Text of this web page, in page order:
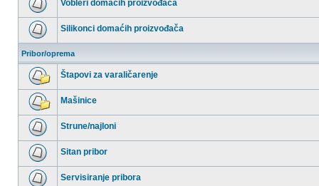
postova
Nema
nepročitanih
postova
Vobleri domaćih proizvođača
Nema
postova
Silikonci domaćih proizvođača
Pribor/oprema
Nema
nepročitanih
postova
Štapovi za varaličarenje
Nema
nepročitanih
postova
Mašinice
Nema
nepročitanih
postova
Strune/najloni
Nema
nepročitanih
postova
Sitan pribor
Servisiranje pribora